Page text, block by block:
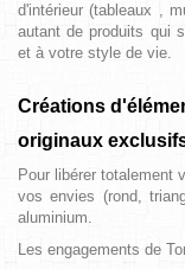
d'intérieur (tableaux ,
autant de produits qui
et à votre style de vie.
Créations
originaux
Pour libérer totalement
vos envies (rond,
aluminium.
Les engagements de